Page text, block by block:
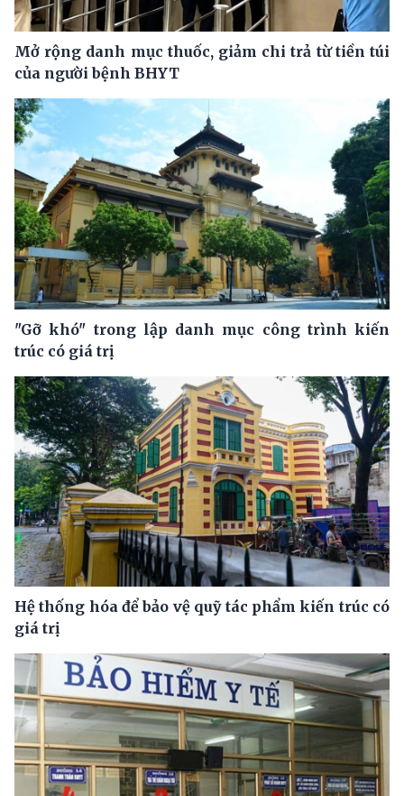
Mở rộng danh mục thuốc, giảm chi trả từ tiền túi
của người bệnh BHYT
"Gỡ khó" trong lập danh mục công trình kiến
trúc có giá trị
Hệ thống hóa để bảo vệ quỹ tác phẩm kiến trúc có
giá trị